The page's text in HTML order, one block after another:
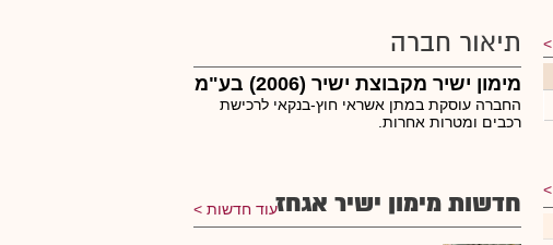
תיאור חברה
מימון ישיר מקבוצת ישיר (2006) בע"מ
החברה עוסקת במתן אשראי חוץ-בנקאי לרכישת
רכבים ומטרות אחרות.
חדשות מימון ישיר אגחזעוד חדשות